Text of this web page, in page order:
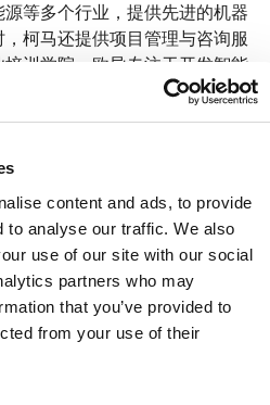
content and ads, to provide
to analyse our traffic. We also
use of our site with our social
partners who may
that you’ve provided to
from your use of their
等多个行业，提供先进的机器
柯马还提供项目管理与咨询服
训学院。欧导专注于开发智能
送系统的开发与交付，其解决方
中心和14座制造工厂，员工总
与仓储自动化解决方案的企